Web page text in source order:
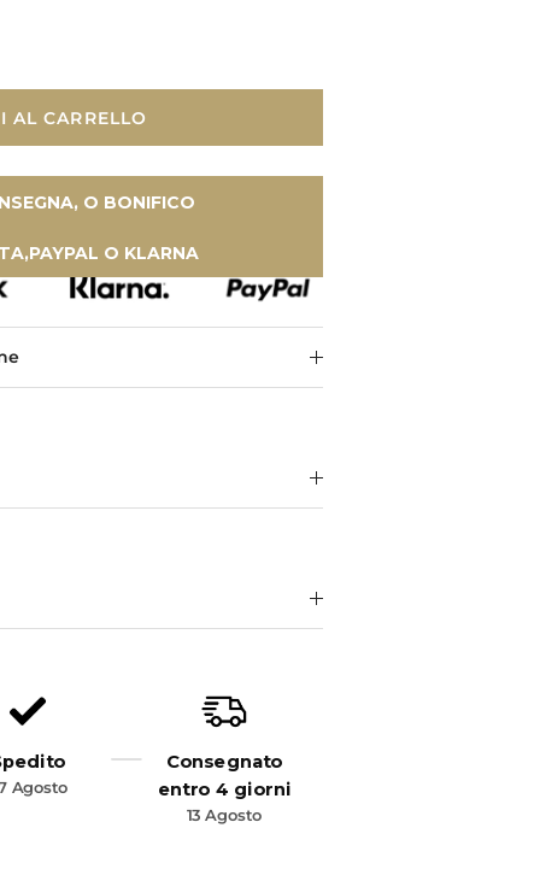
AL CARRELLO
O BONIFICO
O KLARNA
Agosto
Consegnato
entro 4 giorni
13 Agosto